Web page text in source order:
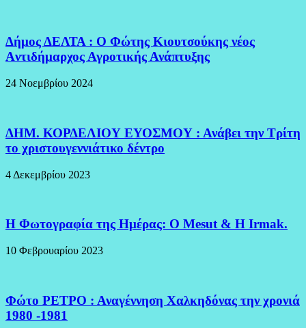
Δήμος ΔΕΛΤΑ : Ο Φώτης Κιουτσούκης νέος
Aντιδήμαρχος Αγροτικής Ανάπτυξης
24 Νοεμβρίου 2024
ΔΗΜ. ΚΟΡΔΕΛΙΟΥ ΕΥΟΣΜΟΥ : Ανάβει την Τρίτη
το χριστουγεννιάτικο δέντρο
4 Δεκεμβρίου 2023
H Φωτογραφία της Ημέρας: O Mesut & Η Irmak.
10 Φεβρουαρίου 2023
Φώτο ΡΕΤΡΟ : Αναγέννηση Χαλκηδόνας την χρονιά
1980 -1981